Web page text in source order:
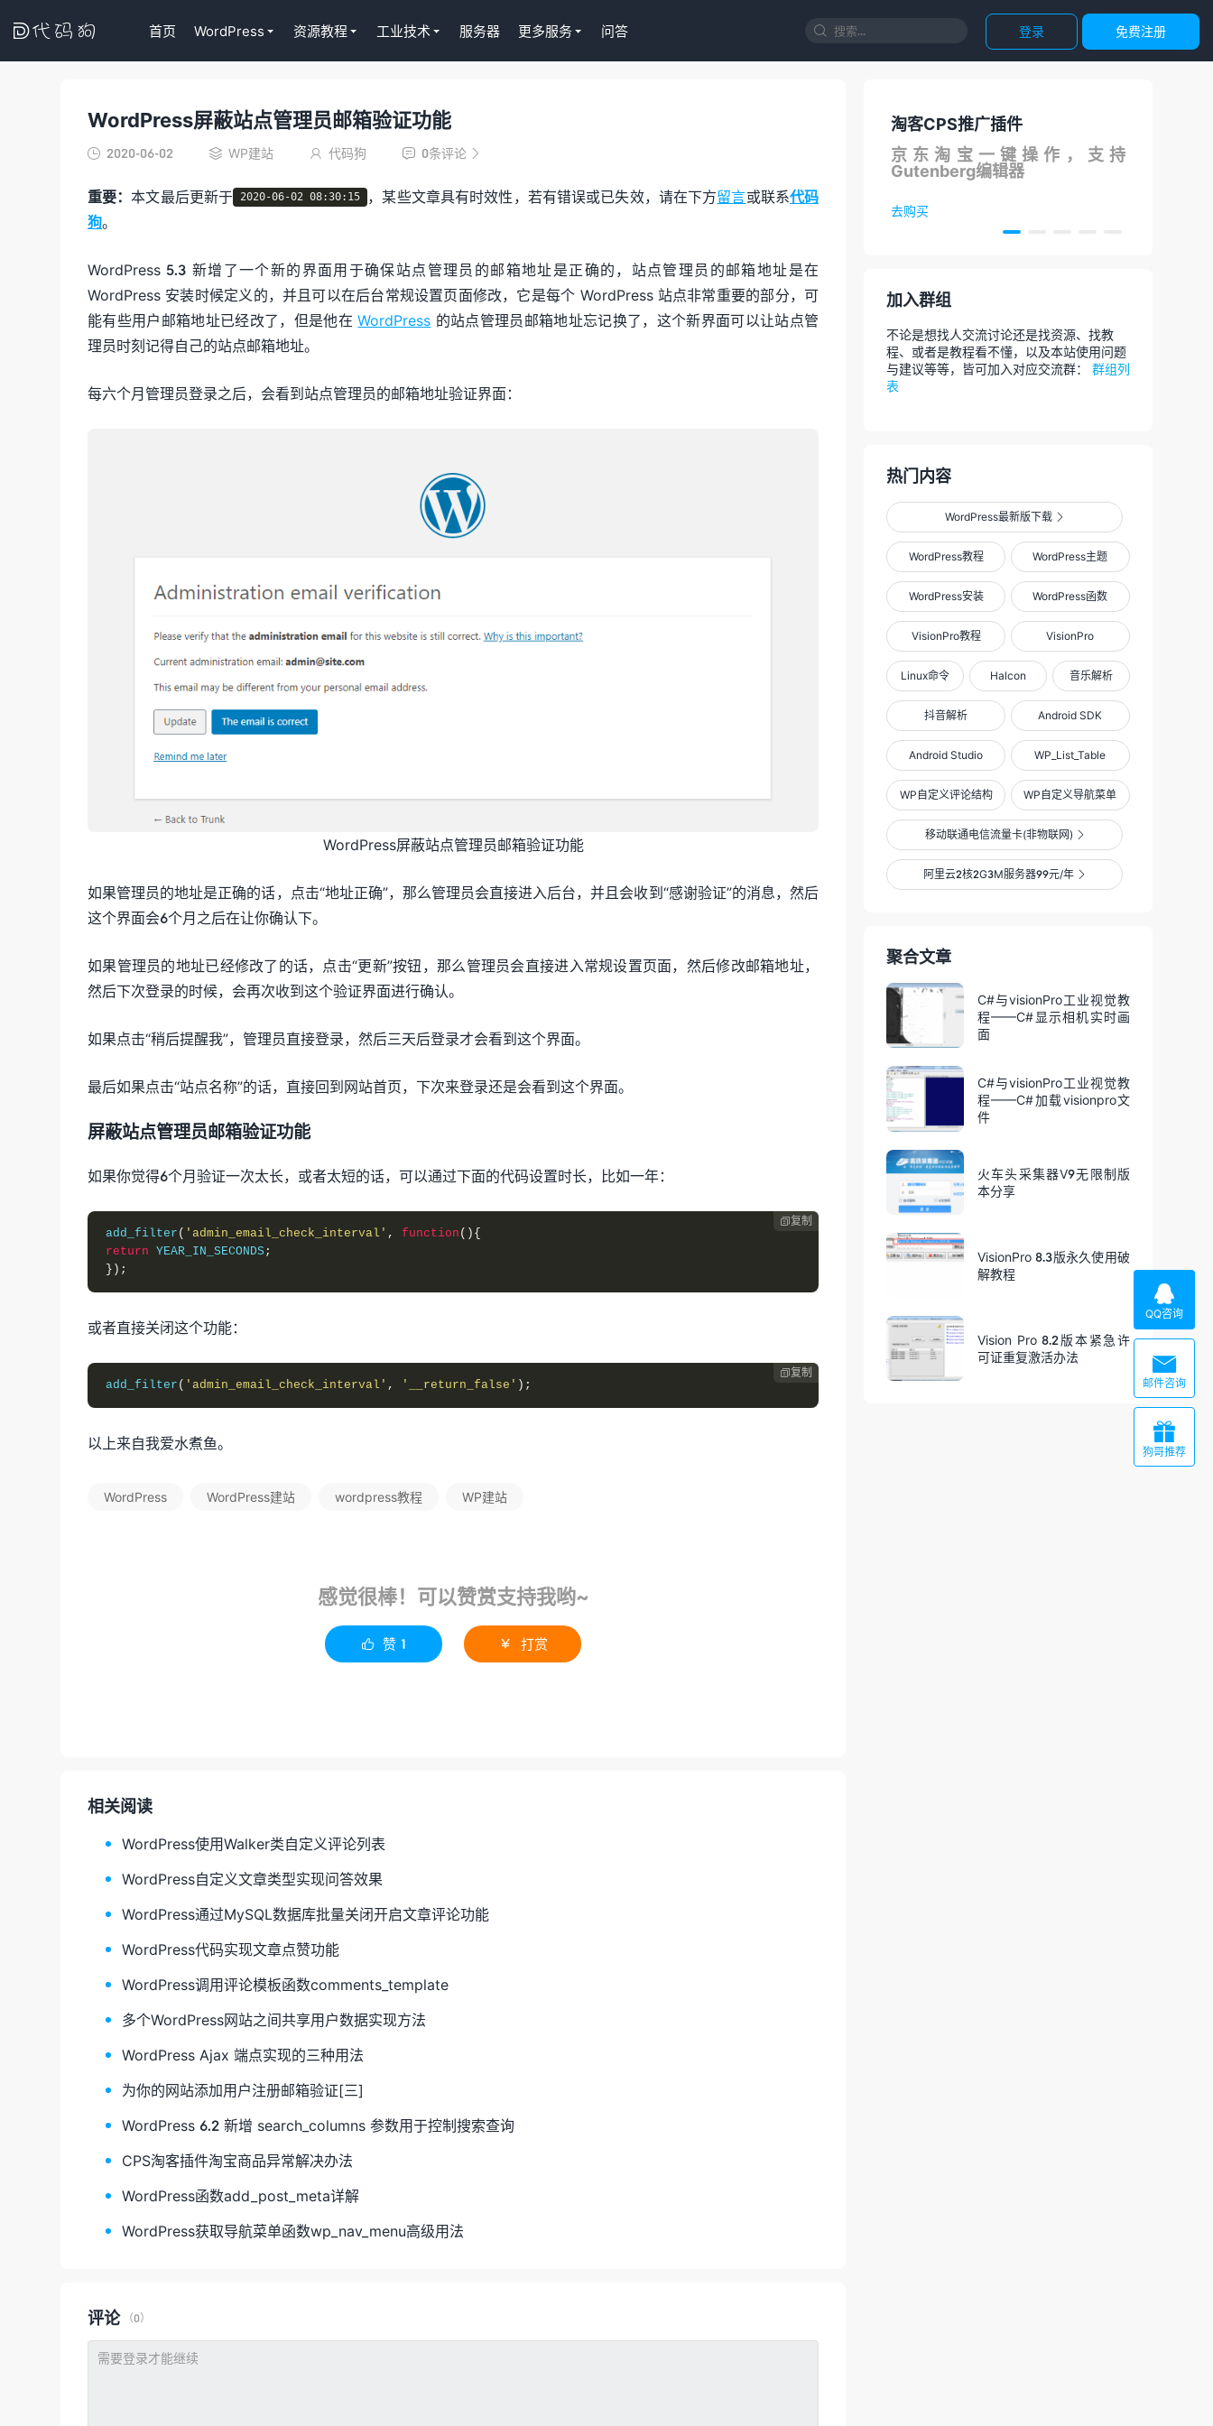
 登录 免费注册

首页 WordPress 资源教程 工业技术 服务器 更多服务 问答
WordPress屏蔽站点管理员邮箱验证功能
 2020-06-02  WP建站  代码狗  0条评论 
重要：本文最后更新于 2020-06-02 08:30:15 ，某些文章具有时效性，若有错误或已失效，请在下方留言或联系代码
狗。
WordPress 5.3 新增了一个新的界面用于确保站点管理员的邮箱地址是正确的，站点管理员的邮箱地址是在
WordPress 安装时候定义的，并且可以在后台常规设置页面修改，它是每个 WordPress 站点非常重要的部分，可
能有些用户邮箱地址已经改了，但是他在WordPress 的站点管理员邮箱地址忘记换了，这个新界面可以让站点管
理员时刻记得自己的站点邮箱地址。
每六个月管理员登录之后，会看到站点管理员的邮箱地址验证界面：
WordPress屏蔽站点管理员邮箱验证功能
如果管理员的地址是正确的话，点击“地址正确”，那么管理员会直接进入后台，并且会收到“感谢验证”的消息，然后
这个界面会6个月之后在让你确认下。
如果管理员的地址已经修改了的话，点击“更新”按钮，那么管理员会直接进入常规设置页面，然后修改邮箱地址，
然后下次登录的时候，会再次收到这个验证界面进行确认。
如果点击“稍后提醒我”，管理员直接登录，然后三天后登录才会看到这个界面。
最后如果点击“站点名称”的话，直接回到网站首页，下次来登录还是会看到这个界面。
屏蔽站点管理员邮箱验证功能
如果你觉得6个月验证一次太长，或者太短的话，可以通过下面的代码设置时长，比如一年：
复制
add_filter ( 'admin_email_check_interval' , function (){
return YEAR_IN_SECONDS ;
});
或者直接关闭这个功能：
复制
add_filter ( 'admin_email_check_interval' , '__return_false' );
以上来自我爱水煮鱼。
WordPress WordPress建站 wordpress教程 WP建站
感觉很棒！可以赞赏支持我哟~
 赞 1  打赏
相关阅读
WordPress使用Walker类自定义评论列表
WordPress自定义文章类型实现问答效果
WordPress通过MySQL数据库批量关闭开启文章评论功能
WordPress代码实现文章点赞功能
WordPress调用评论模板函数comments_template
多个WordPress网站之间共享用户数据实现方法
WordPress Ajax 端点实现的三种用法
为你的网站添加用户注册邮箱验证[三]
WordPress 6.2 新增 search_columns 参数用于控制搜索查询
CPS淘客插件淘宝商品异常解决办法
WordPress函数add_post_meta详解
WordPress获取导航菜单函数wp_nav_menu高级用法
评论（0）
淘客CPS推广插件
京东淘宝一键操作，支持
Gutenberg编辑器
去购买
加入群组
不论是想找人交流讨论还是找资源、找教
程、或者是教程看不懂，以及本站使用问题
与建议等等，皆可加入对应交流群： 群组列
表
热门内容
WordPress最新版下载 
WordPress教程 WordPress主题
WordPress安装 WordPress函数
VisionPro教程 VisionPro
Linux命令 Halcon 音乐解析
抖音解析 Android SDK
Android Studio WP_List_Table
WP自定义评论结构 WP自定义导航菜单
移动联通电信流量卡(非物联网) 
阿里云2核2G3M服务器99元/年 
聚合文章
C#与visionPro工业视觉教
程——C#显示相机实时画
面
C#与visionPro工业视觉教
程——C#加载visionpro文
件
火车头采集器V9无限制版
本分享
VisionPro 8.3版永久使用破
解教程
Vision Pro 8.2版本紧急许
可证重复激活办法

QQ咨询

邮件咨询

狗哥推荐